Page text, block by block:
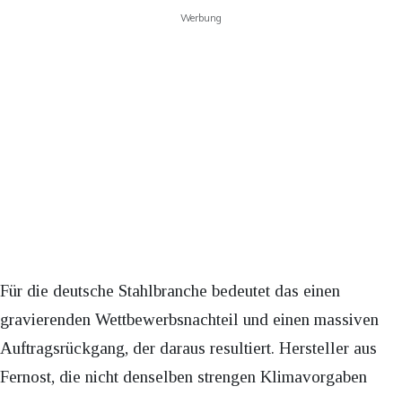
Werbung
Für die deutsche Stahlbranche bedeutet das einen
gravierenden Wettbewerbsnachteil und einen massiven
Auftragsrückgang, der daraus resultiert. Hersteller aus
Fernost, die nicht denselben strengen Klimavorgaben